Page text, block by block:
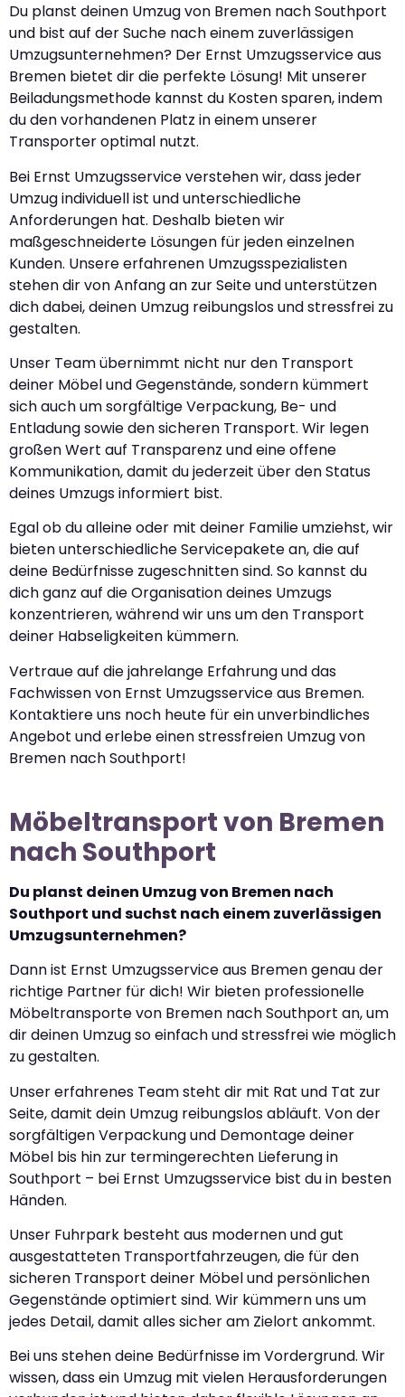
Du planst deinen Umzug von Bremen nach Southport
und bist auf der Suche nach einem zuverlässigen
Umzugsunternehmen? Der Ernst Umzugsservice aus
Bremen bietet dir die perfekte Lösung! Mit unserer
Beiladungsmethode kannst du Kosten sparen, indem
du den vorhandenen Platz in einem unserer
Transporter optimal nutzt.
Bei Ernst Umzugsservice verstehen wir, dass jeder
Umzug individuell ist und unterschiedliche
Anforderungen hat. Deshalb bieten wir
maßgeschneiderte Lösungen für jeden einzelnen
Kunden. Unsere erfahrenen Umzugsspezialisten
stehen dir von Anfang an zur Seite und unterstützen
dich dabei, deinen Umzug reibungslos und stressfrei zu
gestalten.
Unser Team übernimmt nicht nur den Transport
deiner Möbel und Gegenstände, sondern kümmert
sich auch um sorgfältige Verpackung, Be- und
Entladung sowie den sicheren Transport. Wir legen
großen Wert auf Transparenz und eine offene
Kommunikation, damit du jederzeit über den Status
deines Umzugs informiert bist.
Egal ob du alleine oder mit deiner Familie umziehst, wir
bieten unterschiedliche Servicepakete an, die auf
deine Bedürfnisse zugeschnitten sind. So kannst du
dich ganz auf die Organisation deines Umzugs
konzentrieren, während wir uns um den Transport
deiner Habseligkeiten kümmern.
Vertraue auf die jahrelange Erfahrung und das
Fachwissen von Ernst Umzugsservice aus Bremen.
Kontaktiere uns noch heute für ein unverbindliches
Angebot und erlebe einen stressfreien Umzug von
Bremen nach Southport!
Möbeltransport von Bremen
nach Southport
Du planst deinen Umzug von Bremen nach
Southport und suchst nach einem zuverlässigen
Umzugsunternehmen?
Dann ist Ernst Umzugsservice aus Bremen genau der
richtige Partner für dich! Wir bieten professionelle
Möbeltransporte von Bremen nach Southport an, um
dir deinen Umzug so einfach und stressfrei wie möglich
zu gestalten.
Unser erfahrenes Team steht dir mit Rat und Tat zur
Seite, damit dein Umzug reibungslos abläuft. Von der
sorgfältigen Verpackung und Demontage deiner
Möbel bis hin zur termingerechten Lieferung in
Southport – bei Ernst Umzugsservice bist du in besten
Händen.
Unser Fuhrpark besteht aus modernen und gut
ausgestatteten Transportfahrzeugen, die für den
sicheren Transport deiner Möbel und persönlichen
Gegenstände optimiert sind. Wir kümmern uns um
jedes Detail, damit alles sicher am Zielort ankommt.
Bei uns stehen deine Bedürfnisse im Vordergrund. Wir
wissen, dass ein Umzug mit vielen Herausforderungen